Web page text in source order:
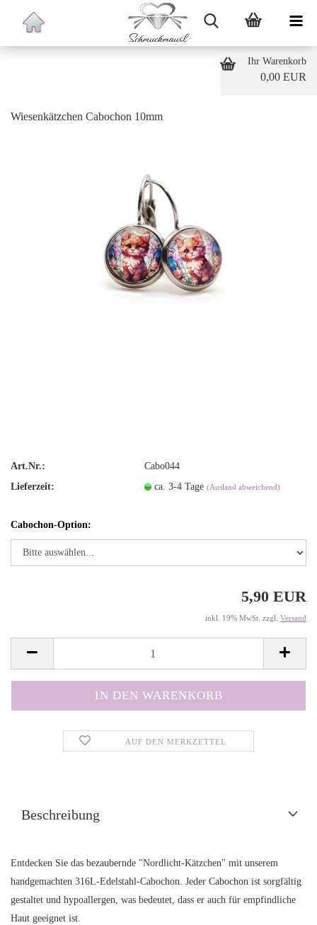
Ihr Warenkorb
0,00 EUR
Wiesenkätzchen Cabochon 10mm
Art.Nr.:
Cabo044
Lieferzeit:
ca. 3-4 Tage(Ausland abweichend)
Cabochon-Option:
5,90 EUR
inkl. 19% MwSt. zzgl. Versand
AUF DEN MERKZETTEL
Beschreibung
Entdecken Sie das bezaubernde "Nordlicht-Kätzchen" mit unserem
handgemachten 316L-Edelstahl-Cabochon. Jeder Cabochon ist sorgfältig
gestaltet und hypoallergen, was bedeutet, dass er auch für empfindliche
Haut geeignet ist.